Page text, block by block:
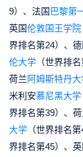
9）、法国 巴黎第
英国伦敦国王学院
界排名第24）、德
伦大学 （世界排
荷兰阿姆斯特丹
米利安慕尼黑大学
界排名第39）、
大学 （世界排名
界排名第45）、英